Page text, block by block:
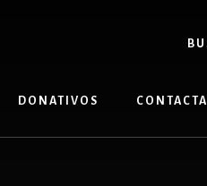
DONATIVOS CONTACTA